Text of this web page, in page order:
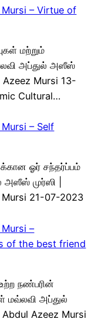
– Virtue of
மற்றும்
அப்துல் அஸீஸ்
Azeez Mursi 13-
Cultural…
– Self
ஓர் சந்தர்ப்பம்
அஸீஸ் முர்ஸி |
21-07-2023
–
of the best friend
நண்பரின்
மவ்லவி அப்துல்
Azeez Mursi